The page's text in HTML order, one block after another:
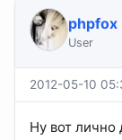
phpfox
User
2012-05-10
Ну вот лично